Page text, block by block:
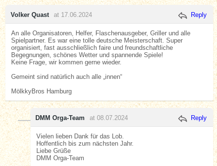
Volker Quast at 17.06.2024 Reply
An alle Organisatoren, Helfer, Flaschenausgeber, Griller und alle
Spielpartner. Es war eine tolle deutsche Meisterschaft. Super
organisiert, fast ausschließlich faire und freundschaftliche
Begegnungen, schönes Wetter und spannende Spiele!
Keine Frage, wir kommen gerne wieder.
Gemeint sind natürlich auch alle „innen“
MölkkyBros Hamburg
DMM Orga-Team at 08.07.2024 Reply
Vielen lieben Dank für das Lob.
Hoffentlich bis zum nächsten Jahr.
Liebe Grüße
DMM Orga-Team